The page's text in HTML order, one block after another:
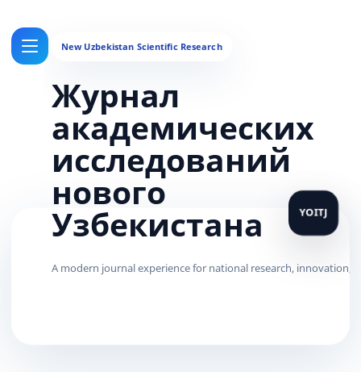
Журнал
академических
исследований
нового
Узбекистана